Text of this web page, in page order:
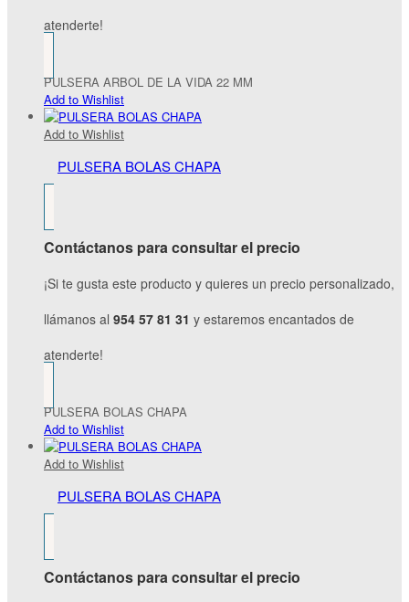
atenderte!
PULSERA ARBOL DE LA VIDA 22 MM
Add to Wishlist
Add to Wishlist
PULSERA BOLAS CHAPA
Contáctanos para consultar el precio
¡Si te gusta este producto y quieres un precio personalizado,
llámanos al 954 57 81 31 y estaremos encantados de
atenderte!
PULSERA BOLAS CHAPA
Add to Wishlist
Add to Wishlist
PULSERA BOLAS CHAPA
Contáctanos para consultar el precio